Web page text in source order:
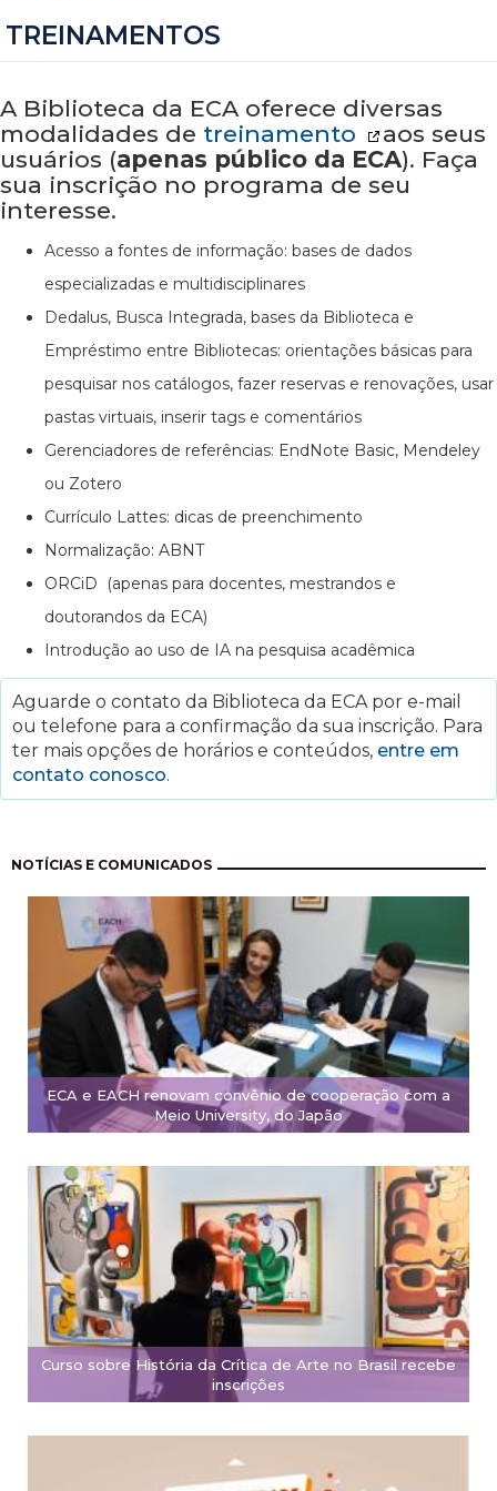
TREINAMENTOS
A Biblioteca da ECA oferece diversas
modalidades de treinamento
aos seus
usuários (apenas público da ECA). Faça
sua inscrição no programa de seu
interesse.
Acesso a fontes de informação: bases de dados
especializadas e multidisciplinares
Dedalus, Busca Integrada, bases da Biblioteca e
Empréstimo entre Bibliotecas: orientações básicas para
pesquisar nos catálogos, fazer reservas e renovações, usar
pastas virtuais, inserir tags e comentários
Gerenciadores de referências: EndNote Basic, Mendeley
ou Zotero
Currículo Lattes: dicas de preenchimento
Normalização: ABNT
ORCiD (apenas para docentes, mestrandos e
doutorandos da ECA)
Introdução ao uso de IA na pesquisa acadêmica
Aguarde o contato da Biblioteca da ECA por e-mail
ou telefone para a confirmação da sua inscrição. Para
ter mais opções de horários e conteúdos, entre em
contato conosco.
NOTÍCIAS E COMUNICADOS
ECA e EACH renovam convênio de cooperação com a
Meio University, do Japão
Curso sobre História da Crítica de Arte no Brasil recebe
inscrições
Paginação